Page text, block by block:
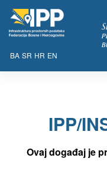
BA SR HR EN
IPP/
Ovaj događaj je